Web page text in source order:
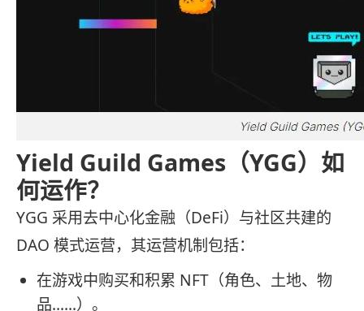
Yield Guild Games（YGG）如
何运作？
YGG 采用去中心化金融（DeFi）与社区共建的
DAO 模式运营，其运营机制包括：
在游戏中购买和积累 NFT（角色、土地、物
品……）。